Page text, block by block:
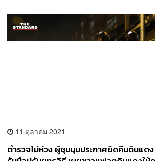
11 ตุลาคม 2021
ตำรวจไม่ห่วง ผู้ชุมนุมประกาศยึดคืนดินแด